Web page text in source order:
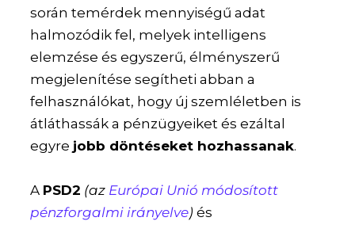
során temérdek mennyiségű adat
halmozódik fel, melyek intelligens
elemzése és egyszerű, élményszerű
megjelenítése segítheti abban a
felhasználókat, hogy új szemléletben is
átláthassák a pénzügyeiket és ezáltal
egyre jobb döntéseket hozhassanak.
A PSD2 (az Európai Unió módosított
pénzforgalmi irányelve) és